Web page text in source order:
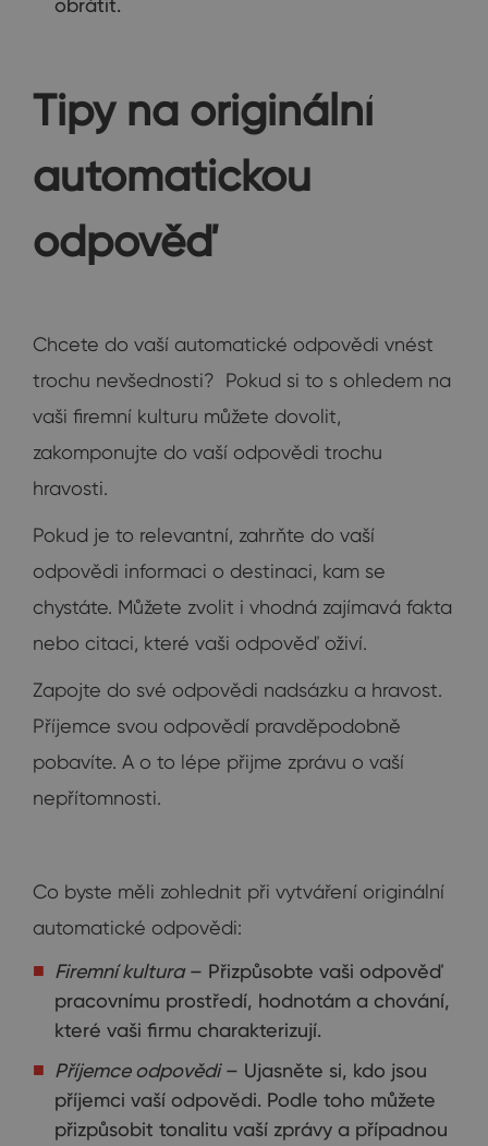
obrátit.
Tipy na originální
automatickou
odpověď
Chcete do vaší automatické odpovědi vnést
trochu nevšednosti? Pokud si to s ohledem na
vaši firemní kulturu můžete dovolit,
zakomponujte do vaší odpovědi trochu
hravosti.
Pokud je to relevantní, zahrňte do vaší
odpovědi informaci o destinaci, kam se
chystáte. Můžete zvolit i vhodná zajímavá fakta
nebo citaci, které vaši odpověď oživí.
Zapojte do své odpovědi nadsázku a hravost.
Příjemce svou odpovědí pravděpodobně
pobavíte. A o to lépe přijme zprávu o vaší
nepřítomnosti.
Co byste měli zohlednit při vytváření originální
automatické odpovědi:
Firemní kultura– Přizpůsobte vaši odpověď
pracovnímu prostředí, hodnotám a chování,
které vaši firmu charakterizují.
Příjemce odpovědi– Ujasněte si, kdo jsou
příjemci vaší odpovědi. Podle toho můžete
přizpůsobit tonalitu vaší zprávy a případnou